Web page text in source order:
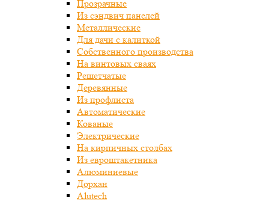
Прозрачные
Из сэндвич панелей
Металлические
Для дачи с калиткой
Собственного производства
На винтовых сваях
Решетчатые
Деревянные
Из профлиста
Автоматические
Кованые
Электрические
На кирпичных столбах
Из евроштакетника
Алюминиевые
Дорхан
Alutech